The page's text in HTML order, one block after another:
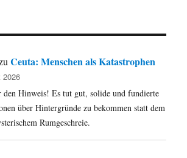
Resonanzraum
Hemmungslosigkeit
Coming
Out
eines
Ceuta: Menschen als Katastrophen
2026
den Hinweis! Es tut gut, solide und fundierte
über Hintergründe zu bekommen statt dem
Rumgeschreie.